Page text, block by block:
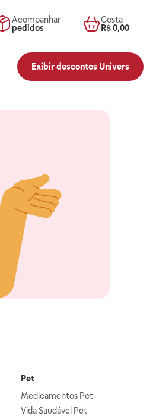
Acompanhar
pedidos
Cesta
R$ 0,00
Exibir descontos Univers
Pet
Medicamentos Pet
Vida Saudável Pet